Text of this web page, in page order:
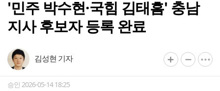
'민주 박수현·국힘 김태흠' 충남
지사 후보자 등록 완료
김성현 기자
승인 2026-05-14 18:25